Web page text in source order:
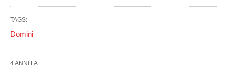
TAGS:
Domini
4 ANNI FA